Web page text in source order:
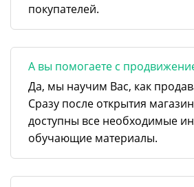
покупателей.
А вы помогаете с
Да, мы научим Вас, как
Сразу после открытия
доступны все необходимые
обучающие материалы.